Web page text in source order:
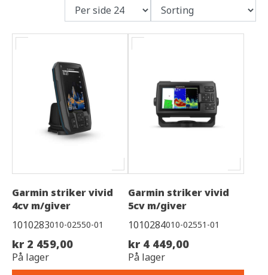
Garmin striker vivid
4cv m/giver
1010283010-02550-01
kr 2 459,00
På lager
Garmin striker vivid
5cv m/giver
1010284010-02551-01
kr 4 449,00
På lager